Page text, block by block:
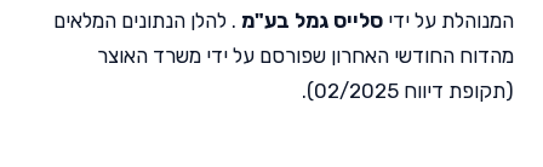
המנוהלת על ידי סלייס גמל בע"מ . להלן הנתונים המלאים
מהדוח החודשי האחרון שפורסם על ידי משרד האוצר
(תקופת דיווח 02/2025).